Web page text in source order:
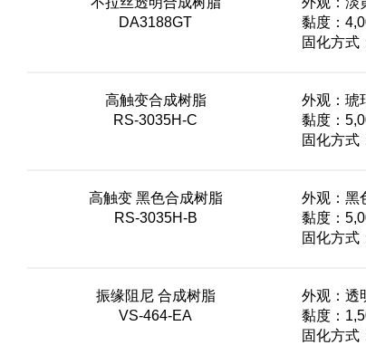
DA3188GT
黏度：
固化方式
高触变合成树脂
RS-3035H-C
外观：琥
黏度：
固化方式
高触变 黑色合成树脂
RS-3035H-B
外观：黑
黏度：
固化方式
振缘阻尼 合成树脂
VS-464-EA
外观：透
黏度：
固化方式